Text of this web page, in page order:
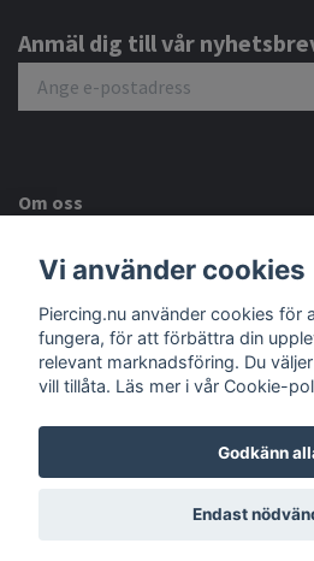
Anmäl dig till vår
Om oss
Kundtjänst
Sociala medier
© 2026
Vi använder cookies
Piercing.nu använder cookies för
fungera, för att förbättra din
relevant marknadsföring. Du
vill tillåta. Läs mer i vår Cookie-
Godkänn
Endast